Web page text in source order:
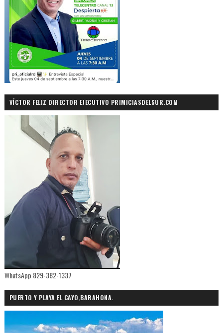
VÍCTOR FELIZ DIRECTOR EJECUTIVO PRIMICIASDELSUR.COM
WhatsApp 829-382-1337
PUERTO Y PLAYA EL CAYO,BARAHONA.